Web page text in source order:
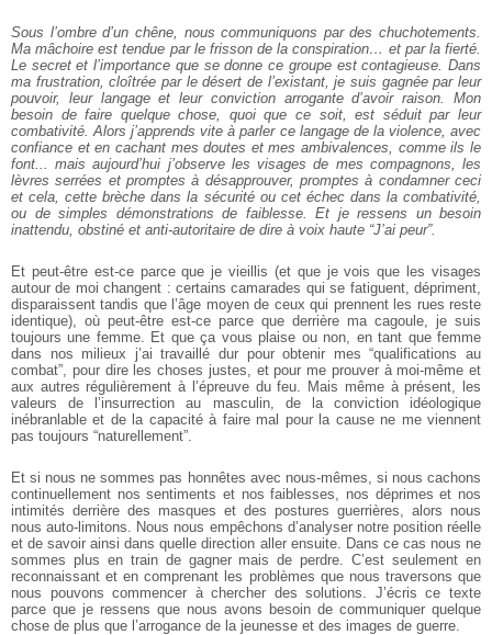
Sous l’ombre d’un chêne, nous communiquons par des chuchotements.
Ma mâchoire est tendue par le frisson de la conspiration… et par la fierté.
Le secret et l’importance que se donne ce groupe est contagieuse. Dans
ma frustration, cloîtrée par le désert de l’existant, je suis gagnée par leur
pouvoir, leur langage et leur conviction arrogante d’avoir raison. Mon
besoin de faire quelque chose, quoi que ce soit, est séduit par leur
combativité. Alors j’apprends vite à parler ce langage de la violence, avec
confiance et en cachant mes doutes et mes ambivalences, comme ils le
font... mais aujourd’hui j’observe les visages de mes compagnons, les
lèvres serrées et promptes à désapprouver, promptes à condamner ceci
et cela, cette brèche dans la sécurité ou cet échec dans la combativité,
ou de simples démonstrations de faiblesse. Et je ressens un besoin
inattendu, obstiné et anti-autoritaire de dire à voix haute “J’ai peur”.
Et peut-être est-ce parce que je vieillis (et que je vois que les visages
autour de moi changent : certains camarades qui se fatiguent, dépriment,
disparaissent tandis que l’âge moyen de ceux qui prennent les rues reste
identique), où peut-être est-ce parce que derrière ma cagoule, je suis
toujours une femme. Et que ça vous plaise ou non, en tant que femme
dans nos milieux j’ai travaillé dur pour obtenir mes “qualifications au
combat”, pour dire les choses justes, et pour me prouver à moi-même et
aux autres régulièrement à l’épreuve du feu. Mais même à présent, les
valeurs de l’insurrection au masculin, de la conviction idéologique
inébranlable et de la capacité à faire mal pour la cause ne me viennent
pas toujours “naturellement”.
Et si nous ne sommes pas honnêtes avec nous-mêmes, si nous cachons
continuellement nos sentiments et nos faiblesses, nos déprimes et nos
intimités derrière des masques et des postures guerrières, alors nous
nous auto-limitons. Nous nous empêchons d’analyser notre position réelle
et de savoir ainsi dans quelle direction aller ensuite. Dans ce cas nous ne
sommes plus en train de gagner mais de perdre. C’est seulement en
reconnaissant et en comprenant les problèmes que nous traversons que
nous pouvons commencer à chercher des solutions. J’écris ce texte
parce que je ressens que nous avons besoin de communiquer quelque
chose de plus que l’arrogance de la jeunesse et des images de guerre.